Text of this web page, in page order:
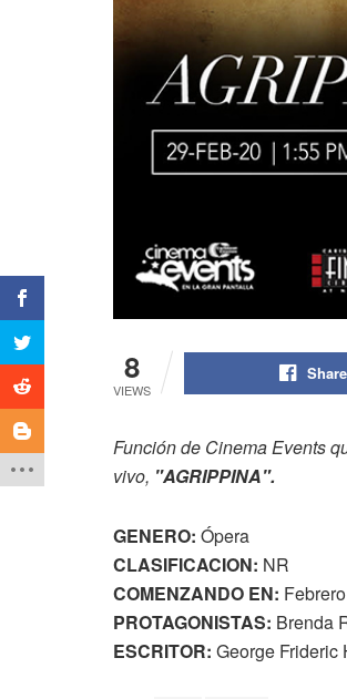
8
VIEWS
Función de Cinema Events
vivo, "AGRIPPINA".
GENERO: Ópera
CLASIFICACION: NR
COMENZANDO EN:
PROTAGONISTAS: Brenda
ESCRITOR: George Frideric